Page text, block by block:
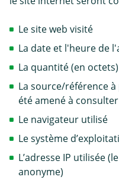
Le site web visité
La date et l'heure de
La quantité (en
La source/référence
été amené à
Le navigateur utilisé
Le système
L’adresse IP utilisée
anonyme)